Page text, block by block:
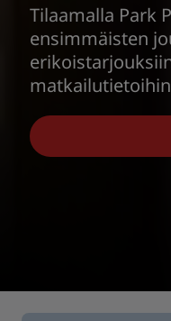
Tilaamalla Park
ensimmäisten